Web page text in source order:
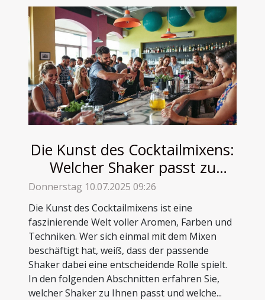
Die Kunst des Cocktailmixens:
Welcher Shaker passt zu
Ihnen?
Donnerstag 10.07.2025 09:26
Die Kunst des Cocktailmixens ist eine
faszinierende Welt voller Aromen, Farben und
Techniken. Wer sich einmal mit dem Mixen
beschäftigt hat, weiß, dass der passende
Shaker dabei eine entscheidende Rolle spielt.
In den folgenden Abschnitten erfahren Sie,
welcher Shaker zu Ihnen passt und welche...